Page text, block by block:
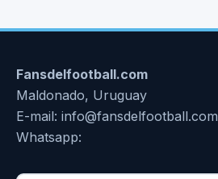
Fansdelfootball.com
Maldonado, Uruguay
E-mail: info@fansdelfootball.com
Whatsapp: